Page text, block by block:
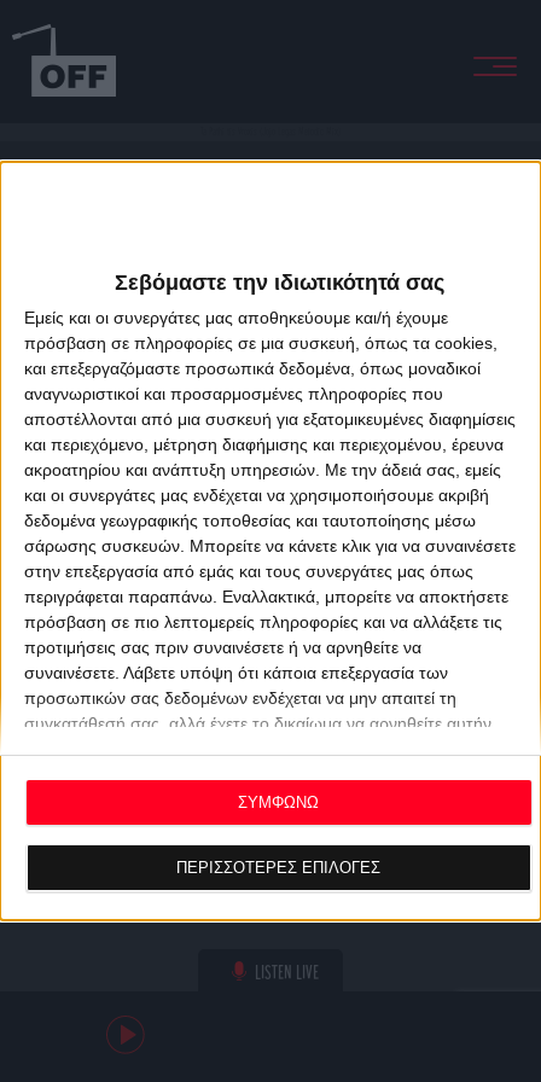
Σεβόμαστε την ιδιωτικότητά σας
Εμείς και οι συνεργάτες μας αποθηκεύουμε και/ή έχουμε
πρόσβαση σε πληροφορίες σε μια συσκευή, όπως τα cookies,
και επεξεργαζόμαστε προσωπικά δεδομένα, όπως μοναδικοί
αναγνωριστικοί και προσαρμοσμένες πληροφορίες που
αποστέλλονται από μια συσκευή για εξατομικευμένες διαφημίσεις
και περιεχόμενο, μέτρηση διαφήμισης και περιεχομένου, έρευνα
ακροατηρίου και ανάπτυξη υπηρεσιών. Με την άδειά σας, εμείς
και οι συνεργάτες μας ενδέχεται να χρησιμοποιήσουμε ακριβή
δεδομένα γεωγραφικής τοποθεσίας και ταυτοποίησης μέσω
σάρωσης συσκευών. Μπορείτε να κάνετε κλικ για να συναινέσετε
στην επεξεργασία από εμάς και τους συνεργάτες μας όπως
περιγράφεται παραπάνω. Εναλλακτικά, μπορείτε να αποκτήσετε
πρόσβαση σε πιο λεπτομερείς πληροφορίες και να αλλάξετε τις
προτιμήσεις σας πριν συναινέσετε ή να αρνηθείτε να
συναινέσετε. Λάβετε υπόψη ότι κάποια επεξεργασία των
προσωπικών σας δεδομένων ενδέχεται να μην απαιτεί τη
συγκατάθεσή σας, αλλά έχετε το δικαίωμα να αρνηθείτε αυτήν
ανακαλέσετε τη συγκατάθεσή σας ανά πάσα στιγμή
επιστρέφοντας σε αυτόν τον ιστότοπο και κάνοντας κλικ στο
κουμπί "Απορρήτου" στο κάτω μέρος της ιστοσελίδας.
ΠΕΡΙΣΣΟΤΕΡΕΣ ΕΠΙΛΟΓΕΣ
ΣΥΜΦΩΝΩ
LISTEN LIVE
About Offradio Business Class Terms & Conditions
Privacy Policy
Designed & developed byporcupine colors&Fotis Alexandrou